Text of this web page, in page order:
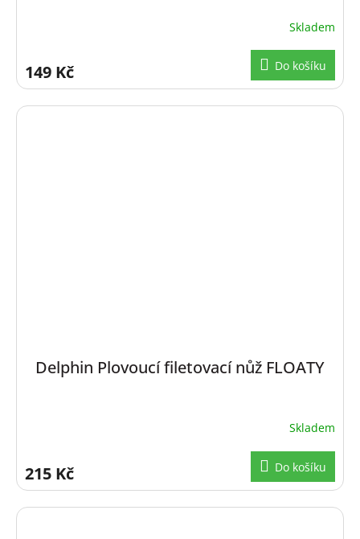
Skladem
149 Kč Do košíku
Delphin Plovoucí filetovací nůž FLOATY
Skladem
215 Kč Do košíku